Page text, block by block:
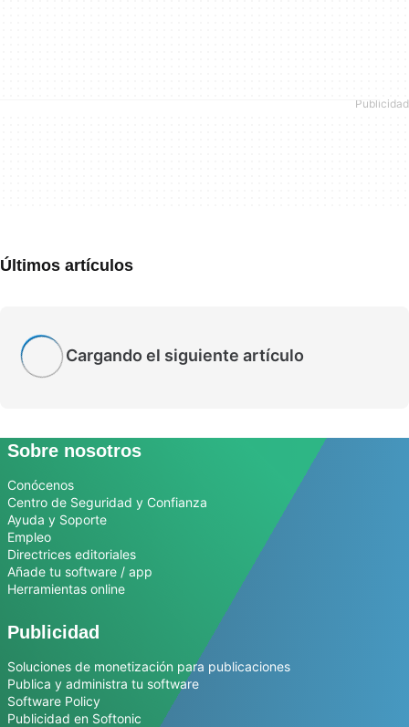
Últimos artículos
Cargando el siguiente artículo
Sobre nosotros
Conócenos
Centro de Seguridad y Confianza
Ayuda y Soporte
Empleo
Directrices editoriales
Añade tu software / app
Herramientas online
Publicidad
Soluciones de monetización para publicaciones
Publica y administra tu software
Software Policy
Publicidad en Softonic